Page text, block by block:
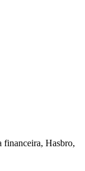
financeira, Hasbro,